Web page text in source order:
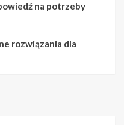
na potrzeby
rozwiązania dla